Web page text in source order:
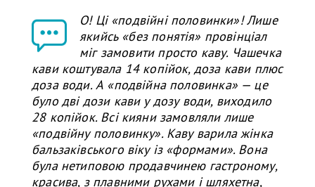
О! Ці «подвійні половинки»! Лише
якийсь «без понятія» провінціал
міг замовити просто каву. Чашечка
кави коштувала 14 копійок, доза кави плюс
доза води. А «подвійна половинка» — це
було дві дози кави у дозу води, виходило
28 копійок. Всі кияни замовляли лише
«подвійну половинку». Каву варила жінка
бальзаківського віку із «формами». Вона
була нетиповою продавчинею гастроному,
красива, з плавними рухами і шляхетна,